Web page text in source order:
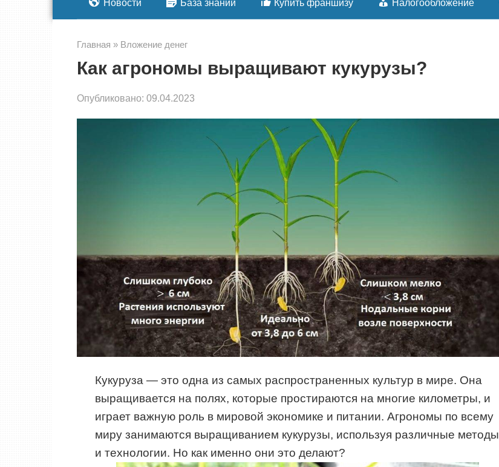
Новости База знаний Купить франшизу Налогообложение
Главная » Вложение денег
Как агрономы выращивают кукурузы?
Опубликовано: 09.04.2023
Кукуруза — это одна из самых распространенных культур в мире. Она
выращивается на полях, которые простираются на многие километры, и
играет важную роль в мировой экономике и питании. Агрономы по всему
миру занимаются выращиванием кукурузы, используя различные методы
и технологии. Но как именно они это делают?